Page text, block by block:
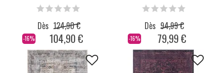
-16%
Dès 124,90 €
104,90 € -16%
Dès 94,99 €
79,99 €